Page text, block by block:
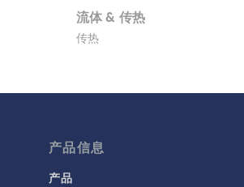
流体 & 传热
传热
多孔介质流动
流体流动颗粒跟踪
产品信息
产品